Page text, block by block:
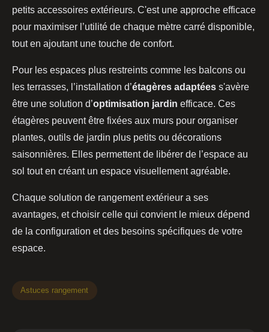
petits accessoires extérieurs. C'est une approche efficace
pour maximiser l’utilité de chaque mètre carré disponible,
tout en ajoutant une touche de confort.
Pour les espaces plus restreints comme les balcons ou
les terrasses, l’installation d’étagères adaptées s'avère
être une solution d’optimisation jardin efficace. Ces
étagères peuvent être fixées aux murs pour organiser
plantes, outils de jardin plus petits ou décorations
saisonnières. Elles permettent de libérer de l’espace au
sol tout en créant un espace visuellement agréable.
Chaque solution de rangement extérieur a ses
avantages, et choisir celle qui convient le mieux dépend
de la configuration et des besoins spécifiques de votre
espace.
Astuces rangement